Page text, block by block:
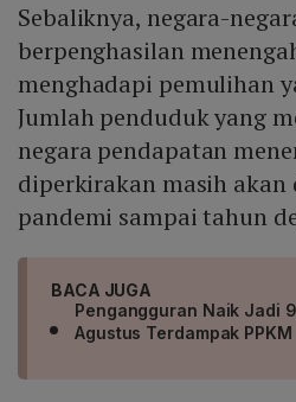
Sebaliknya, negara-
berpenghasilan
menghadapi pemulihan
Jumlah penduduk yang
negara pendapatan
diperkirakan masih akan
pandemi sampai tahun
BACA JUGA
Pengangguran Naik Jadi
Agustus Terdampak PPKM